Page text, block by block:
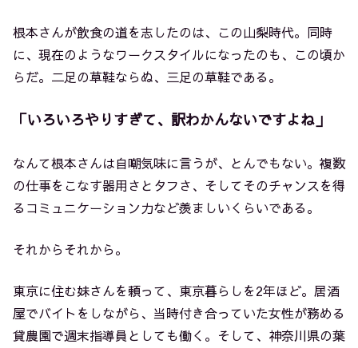
根本さんが飲食の道を志したのは、この山梨時代。同時
に、現在のようなワークスタイルになったのも、この頃か
らだ。二足の草鞋ならぬ、三足の草鞋である。
「いろいろやりすぎて、訳わかんないですよね」
なんて根本さんは自嘲気味に言うが、とんでもない。複数
の仕事をこなす器用さとタフさ、そしてそのチャンスを得
るコミュニケーション力など羨ましいくらいである。
それからそれから。
東京に住む妹さんを頼って、東京暮らしを2年ほど。居酒
屋でバイトをしながら、当時付き合っていた女性が務める
貸農園で週末指導員としても働く。そして、神奈川県の葉